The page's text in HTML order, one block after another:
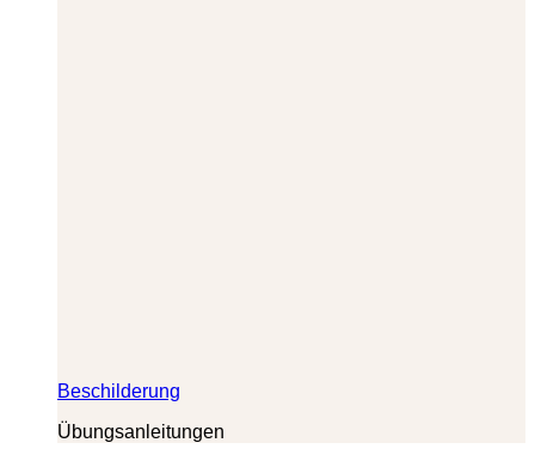
Beschilderung
Übungsanleitungen